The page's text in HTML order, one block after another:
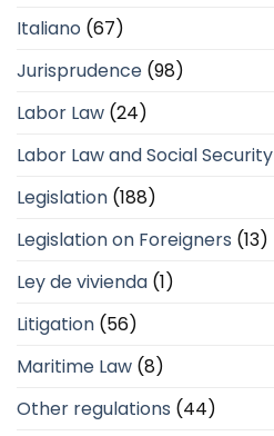
Italiano (67)
Jurisprudence (98)
Labor Law (24)
Labor Law and Social Security
Legislation (188)
Legislation on Foreigners (13)
Ley de vivienda (1)
Litigation (56)
Maritime Law (8)
Other regulations (44)